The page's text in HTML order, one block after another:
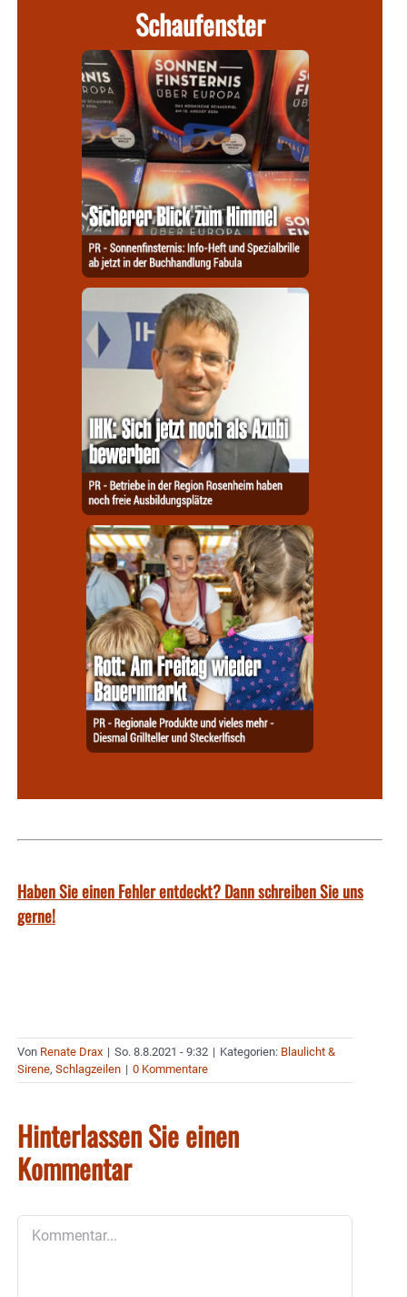
Schaufenster
Haben Sie einen Fehler entdeckt? Dann schreiben Sie uns
gerne!
Von Renate Drax | So. 8.8.2021 - 9:32 | Kategorien: Blaulicht &
Sirene, Schlagzeilen | 0 Kommentare
Hinterlassen Sie einen
Kommentar